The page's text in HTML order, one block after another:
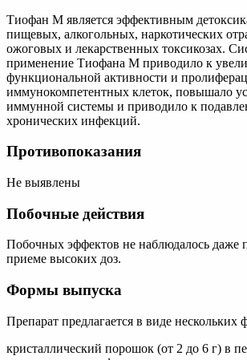
Тиофан М является эффективным
пищевых, алкогольных, наркотических
ожоговых и лекарственных токсикозах.
применение Тиофана М приводило к
функциональной активности и
иммунокомпетентных клеток, повышало
иммунной системы и приводило к
хронических инфекций.
Противопоказания
Не выявлены
Побочные действия
Побочных эффектов не наблюдалось даже
приеме высоких доз.
Формы выпуска
Препарат предлагается в виде нескольких
кристаллический порошок (от 2 до 6 г) в